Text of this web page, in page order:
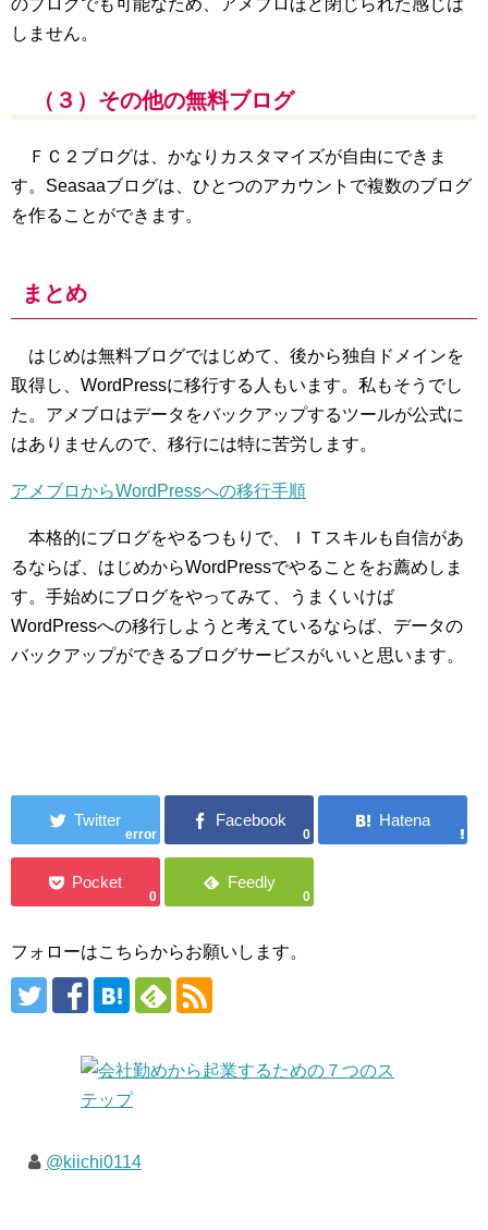
しません。
（３）その他の無料ブログ
ＦＣ２ブログは、かなりカスタマイズが自由にできま
す。Seasaaブログは、ひとつのアカウントで複数のブログ
を作ることができます。
まとめ
はじめは無料ブログではじめて、後から独自ドメインを
取得し、WordPressに移行する人もいます。私もそうでし
た。アメブロはデータをバックアップするツールが公式に
はありませんので、移行には特に苦労します。
アメブロからWordPressへの移行手順
本格的にブログをやるつもりで、ＩＴスキルも自信があ
るならば、はじめからWordPressでやることをお薦めしま
す。手始めにブログをやってみて、うまくいけば
WordPressへの移行しようと考えているならば、データの
バックアップができるブログサービスがいいと思います。
error 0
0 0
フォローはこちらからお願いします。
@kiichi0114